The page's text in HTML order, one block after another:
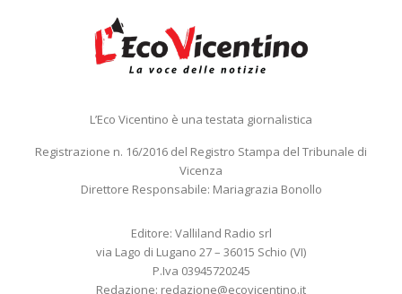
L’Eco Vicentino è una testata giornalistica
Registrazione n. 16/2016 del Registro Stampa del Tribunale di
Vicenza
Direttore Responsabile: Mariagrazia Bonollo
Editore: Valliland Radio srl
via Lago di Lugano 27 – 36015 Schio (VI)
P.Iva 03945720245
Redazione: redazione@ecovicentino.it